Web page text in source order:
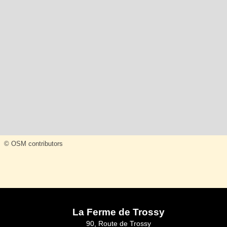
© OSM contributors
La Ferme de Trossy
90, Route de Trossy